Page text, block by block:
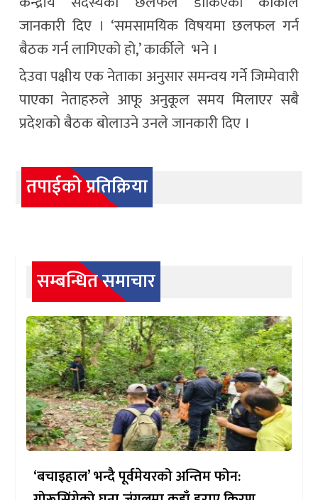
जानकारी दिए । ‘समसामयिक विषयमा छलफल गर्न
बैठक गर्न लागिएको हो,’ कार्कीले भने ।
देउवा पक्षीय एक नेताका अनुसार समन्वय गर्ने जिम्मेवारी
पाएका नेताहरुले आफू अनुकूल समय मिलाएर सबै
प्रदेशको बैठक बोलाउने उनले जानकारी दिए ।
तपाईको प्रतिक्रिया
सम्बन्धित समाचार
‘बचाइहाल’ भन्दै पूर्वमेयरको अन्तिम फोन: